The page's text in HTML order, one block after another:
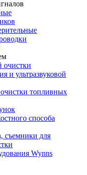
очистки
и ультразвуковой
топливных
способа
съемники для
Wynns